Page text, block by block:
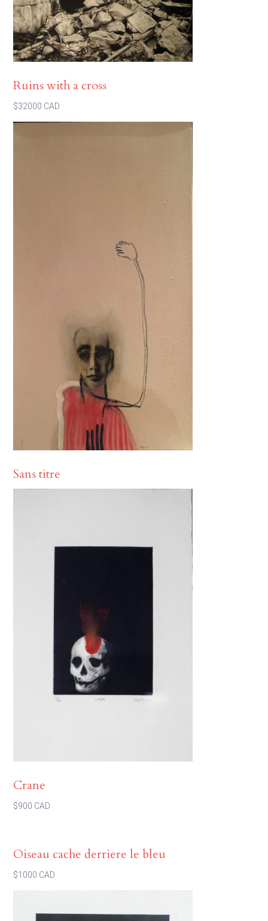
Ruins with a cross
$32000 CAD
Sans titre
Crane
$900 CAD
Oiseau cache derriere le bleu
$1000 CAD